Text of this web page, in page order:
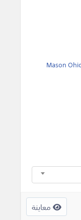
Mason
معاينة